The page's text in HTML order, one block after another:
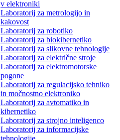
v elektroniki
Laboratorij za metrologijo in
kakovost
Laboratorij za robotiko
Laboratorij za biokibernetiko
Laboratorij za slikovne tehnologije
Laboratorij za električne stroje
Laboratorij za elektromotorske
pogone
Laboratorij za regulacijsko tehniko
in močnostno elektroniko
Laboratorij za avtomatiko in
kibernetiko
Laboratorij za strojno inteligenco
Laboratorij za informacijske
tehnologije